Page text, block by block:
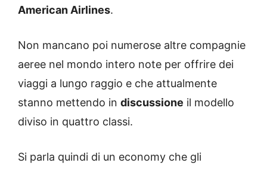
American Airlines.
Non mancano poi numerose altre compagnie
aeree nel mondo intero note per offrire dei
viaggi a lungo raggio e che attualmente
stanno mettendo in discussione il modello
diviso in quattro classi.
Si parla quindi di un economy che gli